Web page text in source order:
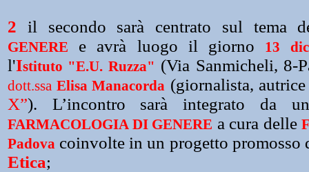
2 il secondo sarà centrato sul tema
GENERE e avrà luogo il giorno 13
l'Istituto "E.U. Ruzza" (Via Sanmicheli, 8-
dott.ssa Elisa Manacorda (giornalista,
X”). L’incontro sarà integrato da
FARMACOLOGIA DI GENERE a cura delle
Padova coinvolte in un progetto promosso
Etica;